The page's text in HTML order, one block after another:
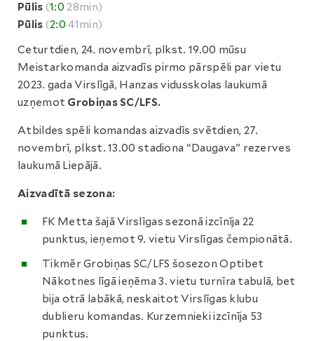
Pūlis (1:0 28min)
Pūlis (2:0 41min)
Ceturtdien, 24. novembrī, plkst. 19.00 mūsu
Meistarkomanda aizvadīs pirmo pārspēli par vietu
2023. gada Virslīgā, Hanzas vidusskolas laukumā
uzņemot Grobiņas SC/LFS.
Atbildes spēli komandas aizvadīs svētdien, 27.
novembrī, plkst. 13.00 stadiona “Daugava” rezerves
laukumā Liepājā.
Aizvadītā sezona:
FK Metta šajā Virslīgas sezonā izcīnīja 22
punktus, ieņemot 9. vietu Virslīgas čempionātā.
Tikmēr Grobiņas SC/LFS šosezon Optibet
Nākotnes līgā ieņēma 3. vietu turnīra tabulā, bet
bija otrā labākā, neskaitot Virslīgas klubu
dublieru komandas. Kurzemnieki izcīnīja 53
punktus.